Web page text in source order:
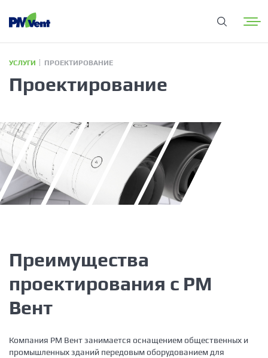
УСЛУГИ ПРОЕКТИРОВАНИЕ
Проектирование
Преимущества
проектирования с РМ
Вент
Компания PM Вент занимается оснащением общественных и
промышленных зданий передовым оборудованием для